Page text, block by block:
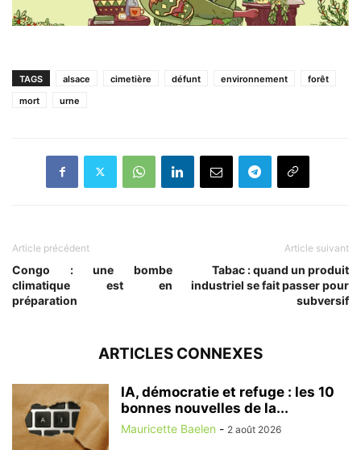
TAGS alsace cimetière défunt environnement
forêt
mort
urne
Article précédent
Congo : une bombe
climatique est en
préparation
Article suivant
Tabac : quand un produit
industriel se fait passer pour
subversif
ARTICLES CONNEXES
IA, démocratie et refuge : les 10
bonnes nouvelles de la...
Mauricette Baelen - 2 août 2026